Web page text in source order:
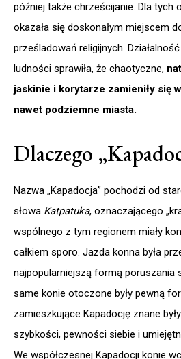
później także chrześcijanie. Dla tych
okazała się doskonałym miejscem
prześladowań religijnych.
ludności sprawiła, że chaotyczne,
jaskinie i korytarze zamieniły się
nawet podziemne miasta.
Dlaczego
Nazwa „Kapadocja” pochodzi od
słowa Katpatuka, oznaczającego
wspólnego z tym regionem miały
całkiem sporo. Jazda konna była
najpopularniejszą formą poruszania
same konie otoczone były pewną
zamieszkujące Kapadocję znane
szybkości, pewności siebie i
We współczesnej Kapadocji konie